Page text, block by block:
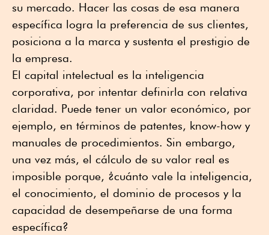
su mercado. Hacer las cosas de esa manera
específica logra la preferencia de sus clientes,
posiciona a la marca y sustenta el prestigio de
la empresa.
El capital intelectual es la inteligencia
corporativa, por intentar definirla con relativa
claridad. Puede tener un valor económico, por
ejemplo, en términos de patentes, know-how y
manuales de procedimientos. Sin embargo,
una vez más, el cálculo de su valor real es
imposible porque, ¿cuánto vale la inteligencia,
el conocimiento, el dominio de procesos y la
capacidad de desempeñarse de una forma
específica?